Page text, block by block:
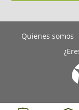
Quienes somos